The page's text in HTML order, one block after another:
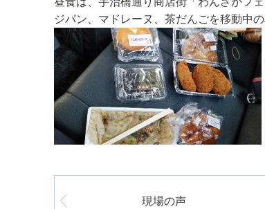
ジパン、マドレーヌ、茶だんごを移動中の
現場の声